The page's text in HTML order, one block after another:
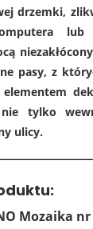
drzemki,
lub
pasy, z
elementem
tylko
ulicy.
Mozaika nr